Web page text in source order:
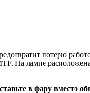
потерю
На лампе
в фару вместо